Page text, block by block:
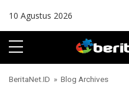
10 Agustus 2026
BeritaNet.ID » Blog Archives